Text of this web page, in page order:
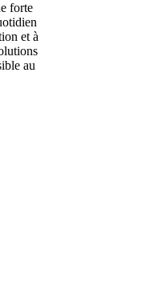
forte
et à
au